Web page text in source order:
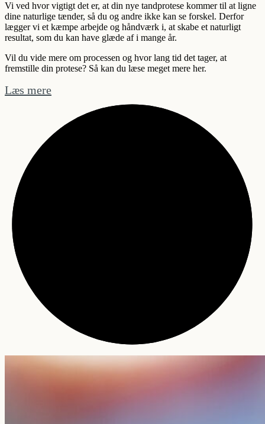
Vi ved hvor vigtigt det er, at din nye tandprotese kommer til at ligne
dine naturlige tænder, så du og andre ikke kan se forskel. Derfor
lægger vi et kæmpe arbejde og håndværk i, at skabe et naturligt
resultat, som du kan have glæde af i mange år.
Vil du vide mere om processen og hvor lang tid det tager, at
fremstille din protese? Så kan du læse meget mere her.
Læs mere